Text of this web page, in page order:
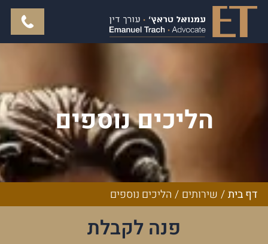
הליכים נוספים
דף בית/ שירותים / הליכים נוספים
פנה לקבלת